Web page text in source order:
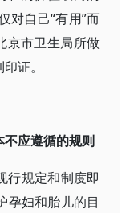
对自己“有用”而
京市卫生局所做
证。
不应遵循的规则
行规定和制度即
孕妇和胎儿的目